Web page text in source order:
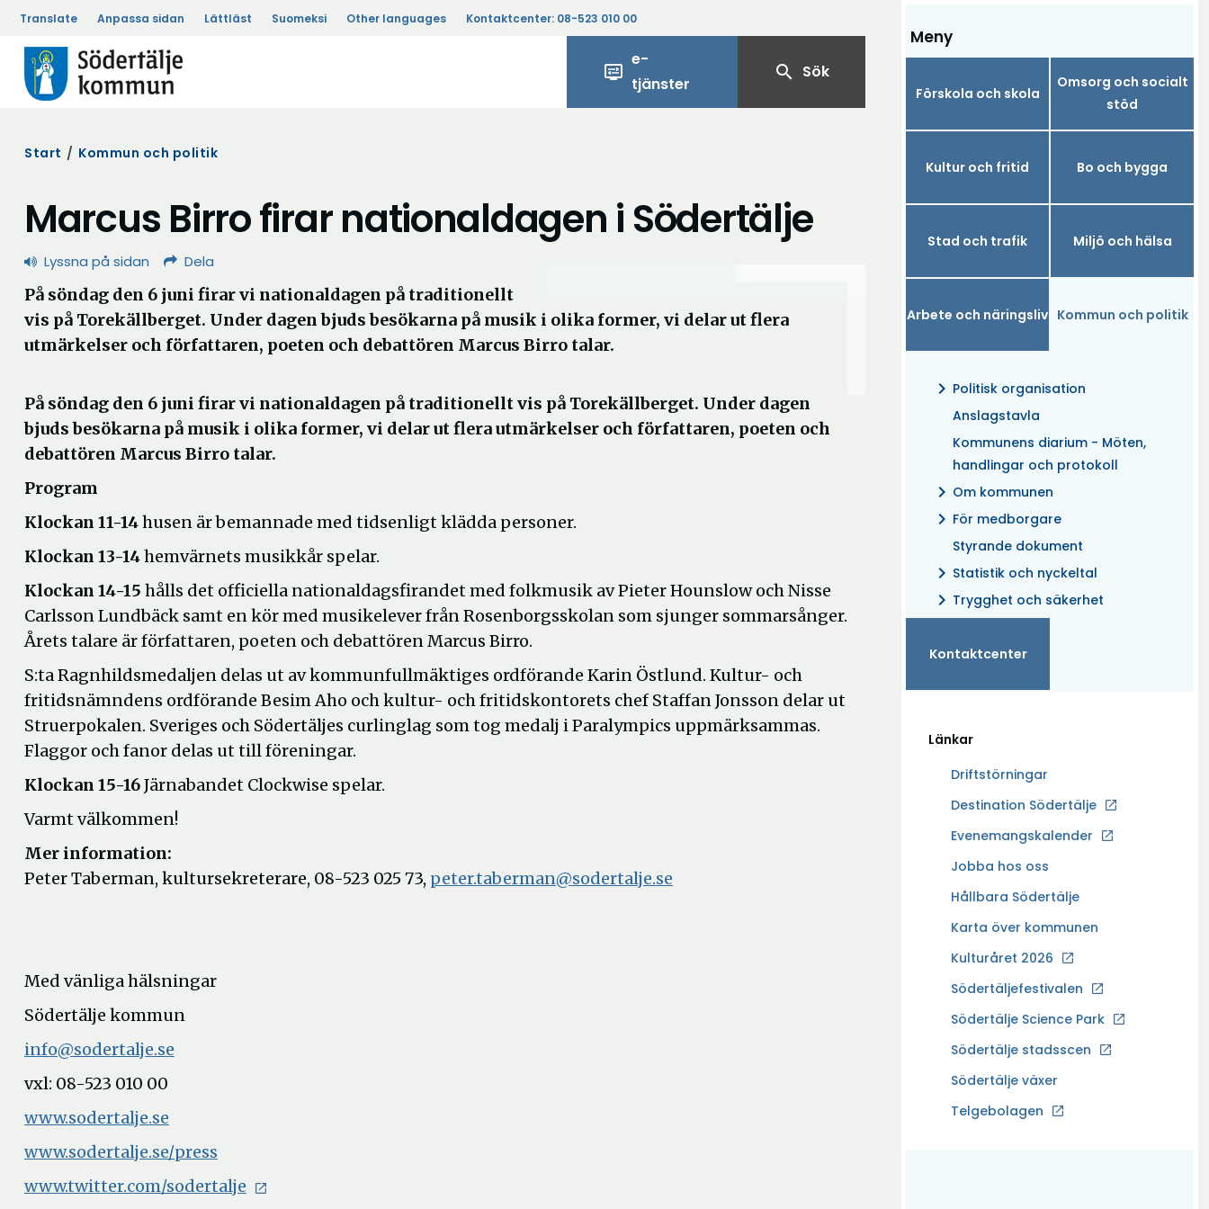
Translate Anpassa sidan Lättläst Suomeksi Other languages Kontaktcenter: 08-523 010 00
display_settings
e-
tjänster
search Sök
Meny
Förskola och skola
Omsorg och socialt
stöd
Kultur och fritid Bo och bygga
Stad och trafik Miljö och hälsa
Arbete och näringsliv Kommun och politik
chevron_right Politisk organisation
Anslagstavla
Kommunens diarium - Möten,
handlingar och protokoll
chevron_right Om kommunen
chevron_right För medborgare
Styrande dokument
chevron_right Statistik och nyckeltal
chevron_right Trygghet och säkerhet
Kontaktcenter
Länkar
Driftstörningar
Destination Södertälje
Ö
p
n
a
y
t
f
ö
n
t
Evenemangskalender
Jobba hos oss
Ö
p
n
a
y
t
f
ö
Hållbara Södertälje
Karta över kommunen
Kulturåret 2026
Södertäljefestivalen
Södertälje Science Park
Ö
p
n
a
Södertälje stadsscen
Södertälje växer
Telgebolagen
Ö
Start / Kommun och politik
Marcus Birro firar nationaldagen i Södertälje
Lyssna på sidan Dela
På söndag den 6 juni firar vi nationaldagen på traditionellt
vis på Torekällberget. Under dagen bjuds besökarna på musik i olika former, vi delar ut flera
utmärkelser och författaren, poeten och debattören Marcus Birro talar.
På söndag den 6 juni firar vi nationaldagen på traditionellt vis på Torekällberget. Under dagen
bjuds besökarna på musik i olika former, vi delar ut flera utmärkelser och författaren, poeten och
debattören Marcus Birro talar.
Program
Klockan 11-14husen är bemannade med tidsenligt klädda personer.
Klockan 13-14hemvärnets musikkår spelar.
Klockan 14-15 hålls det officiella nationaldagsfirandet med folkmusik av Pieter Hounslow och Nisse
Carlsson Lundbäck samt en kör med musikelever från Rosenborgsskolan som sjunger sommarsånger.
Årets talare är författaren, poeten och debattören Marcus Birro.
S:ta Ragnhildsmedaljen delas ut av kommunfullmäktiges ordförande Karin Östlund. Kultur- och
fritidsnämndens ordförande Besim Aho och kultur- och fritidskontorets chef Staffan Jonsson delar ut
Struerpokalen. Sveriges och Södertäljes curlinglag som tog medalj i Paralympics uppmärksammas.
Flaggor och fanor delas ut till föreningar.
Klockan 15-16Järnabandet Clockwise spelar.
Varmt välkommen!
Mer information:
Peter Taberman, kultursekreterare, 08-523 025 73, peter.taberman@sodertalje.se
Med vänliga hälsningar
Södertälje kommun
info@sodertalje.se
vxl: 08-523 010 00
www.sodertalje.se
www.sodertalje.se/press
www.twitter.com/sodertalje